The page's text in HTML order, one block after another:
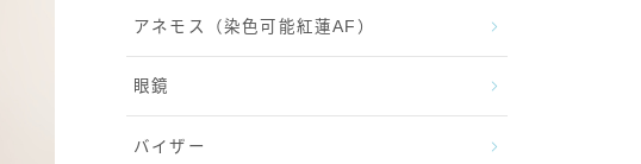
アネモス（染色可能紅蓮AF）
眼鏡
バイザー